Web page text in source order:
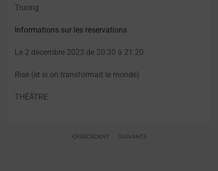
Truong
Informations sur les réservations
Le 2 décembre 2023 de 20:30 à 21:20
Rise (et si on transformait le monde)
THÉÂTRE
PRÉCÉDENT SUIVANT